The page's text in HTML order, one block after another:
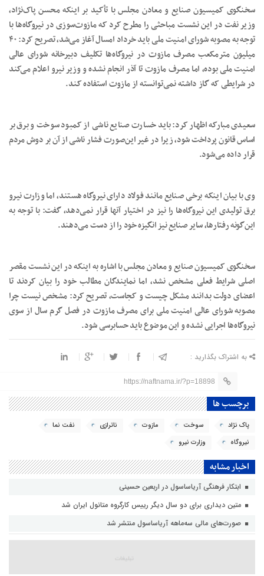
سخنگوی کمیسیون صنایع و معادن مجلس با تأکید بر اینکه محسن پاک‌نژاد،
وزیر نفت در این نشست مباحثی را مطرح کرد که مازوت‌سوزی در نیروگاه‌ها با
توجه به مصوبه شورای امنیت ملی باید خرداد امسال آغاز می‌شد، تصریح کرد: ۴۰
میلیون مترمکعب مصرف مازوت در نیروگاه‌ها تکلیف دبیرخانه شورای عالی
امنیت ملی بوده، اما مصرف مازوت تا آذر انجام نشده و وزیر نیرو اعلام می‌کند
در شرایطی که گاز داشته نمی‌توانسته از مازوت استفاده کند.
سعیدی مبارکه اظهار کرد: باید خسارت صنایع ناشی از کمبود سوخت و برق بر
اساس قانون پرداخت شود، زیرا در غیر این‌صورت فشار ناشی از آن بر دوش مردم
قرار داده می‌شود.
وی با بیان اینکه برخی صنایع مانند فولاد دارای نیروگاه هستند، اما وزارت نیرو
برق تولیدی این نیروگاه‌ها را نیز در اختیار آنها قرار نمی‌دهد، گفت: با توجه به
این‌گونه رفتارها، سایر صنایع نیز انگیزه خود را از دست می‌دهند.
سخنگوی کمیسیون صنایع و معادن مجلس با اشاره به اینکه در این نشست مقصر
اصلی شرایط فعلی مشخص نشد، اما نمایندگان مطالب خود را بیان کردند تا
اعضای دولت بدانند مشکل چیست و کجاست، تصریح کرد: مشخص نیست چرا
مصوبه شورای عالی امنیت ملی برای مصرف مازوت در فصل گرم سال از سوی
نیروگاه‌ها اجرایی نشده و این موضوع باید حسابرسی شود.
به اشتراک بگذارید :
https://naftnama.ir/?p=18898
برچسب ها
پاک نژاد سوخت مازوت ناترازی
نفت نما
نیروگاه
وزارت نیرو
اخبار مشابه
ابتکار فرهنگی آریاساسول در اربعین حسینی
متین دیداری برای دو سال دیگر رییس کارگروه متانول ایران شد
صورت‌های مالی سه‌ماهه آریاساسول منتشر شد